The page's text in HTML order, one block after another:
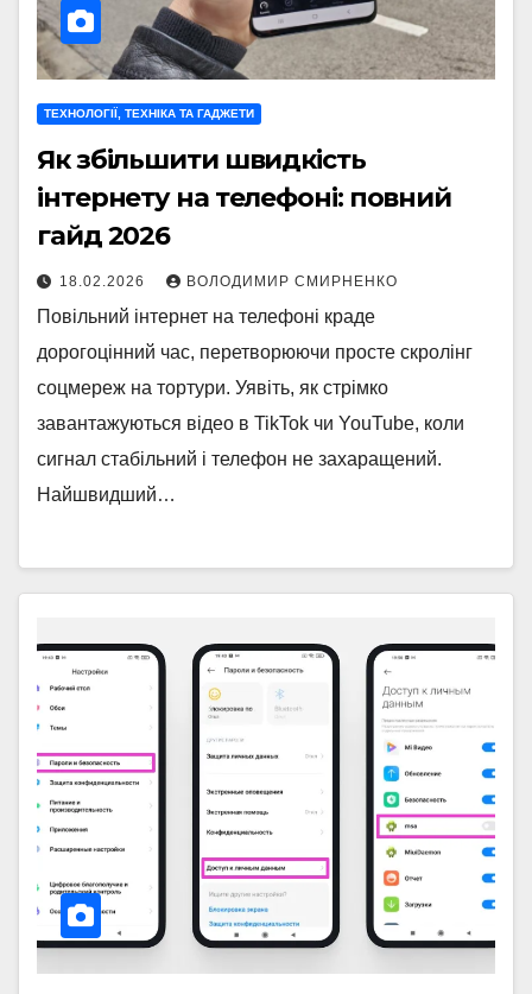
ТЕХНОЛОГІЇ, ТЕХНІКА ТА ГАДЖЕТИ
Як збільшити швидкість
інтернету на телефоні: повний
гайд 2026
18.02.2026 ВОЛОДИМИР СМИРНЕНКО
Повільний інтернет на телефоні краде
дорогоцінний час, перетворюючи просте скролінг
соцмереж на тортури. Уявіть, як стрімко
завантажуються відео в TikTok чи YouTube, коли
сигнал стабільний і телефон не захаращений.
Найшвидший…